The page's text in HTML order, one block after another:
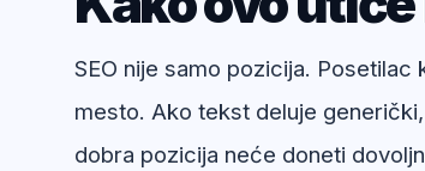
SEO nije samo pozicija.
mesto. Ako tekst deluje
dobra pozicija neće doneti